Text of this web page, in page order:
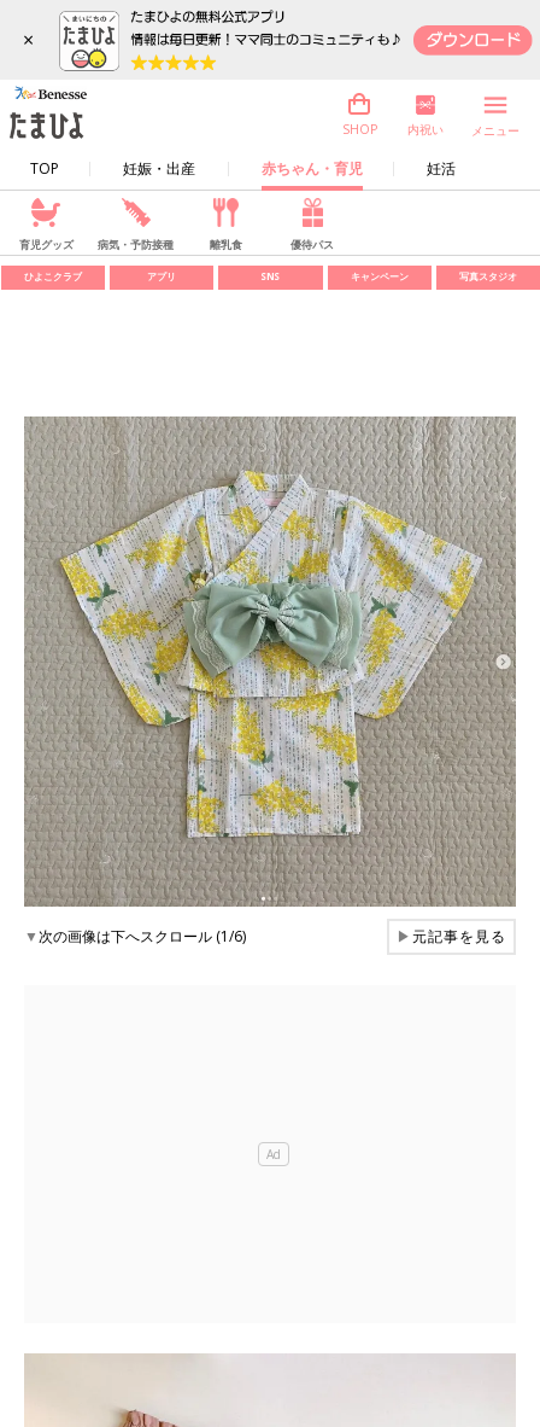
×
TOP 妊娠・出産 赤ちゃん・育児 妊活
SHOP 内祝い メニュー
育児グッズ 病気・予防接種 離乳食 優待パス
ひよこクラブ アプリ SNS キャンペーン 写真スタジオ
▼次の画像は下へスクロール (1/6) ▶元記事を見る